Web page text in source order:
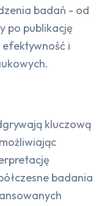
badań - od
po publikację
i
kluczową
badania